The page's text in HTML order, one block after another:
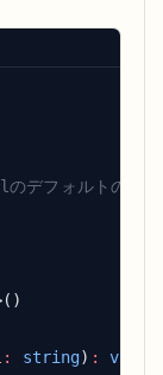
: string) :